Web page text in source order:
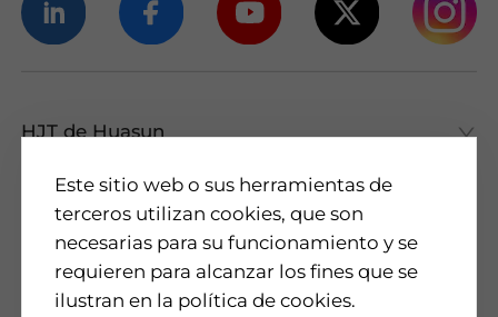
HJT de Huasun
HJT de Huasun
Todo sobre HJT
Células de HJT
Módulos de HJT
Este sitio web o sus herramientas de
terceros utilizan cookies, que son
necesarias para su funcionamiento y se
requieren para alcanzar los fines que se
ilustran en la política de cookies.